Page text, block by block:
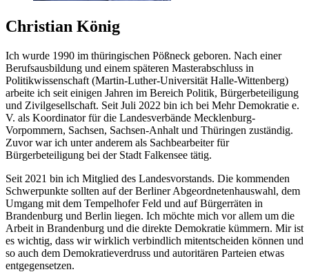
Christian König
Ich wurde 1990 im thüringischen Pößneck geboren. Nach einer
Berufsausbildung und einem späteren Masterabschluss in
Politikwissenschaft (Martin-Luther-Universität Halle-Wittenberg)
arbeite ich seit einigen Jahren im Bereich Politik, Bürgerbeteiligung
und Zivilgesellschaft. Seit Juli 2022 bin ich bei Mehr Demokratie e.
V. als Koordinator für die Landesverbände Mecklenburg-
Vorpommern, Sachsen, Sachsen-Anhalt und Thüringen zuständig.
Zuvor war ich unter anderem als Sachbearbeiter für
Bürgerbeteiligung bei der Stadt Falkensee tätig.
Seit 2021 bin ich Mitglied des Landesvorstands. Die kommenden
Schwerpunkte sollten auf der Berliner Abgeordnetenhauswahl, dem
Umgang mit dem Tempelhofer Feld und auf Bürgerräten in
Brandenburg und Berlin liegen. Ich möchte mich vor allem um die
Arbeit in Brandenburg und die direkte Demokratie kümmern. Mir ist
es wichtig, dass wir wirklich verbindlich mitentscheiden können und
so auch dem Demokratieverdruss und autoritären Parteien etwas
entgegensetzen.